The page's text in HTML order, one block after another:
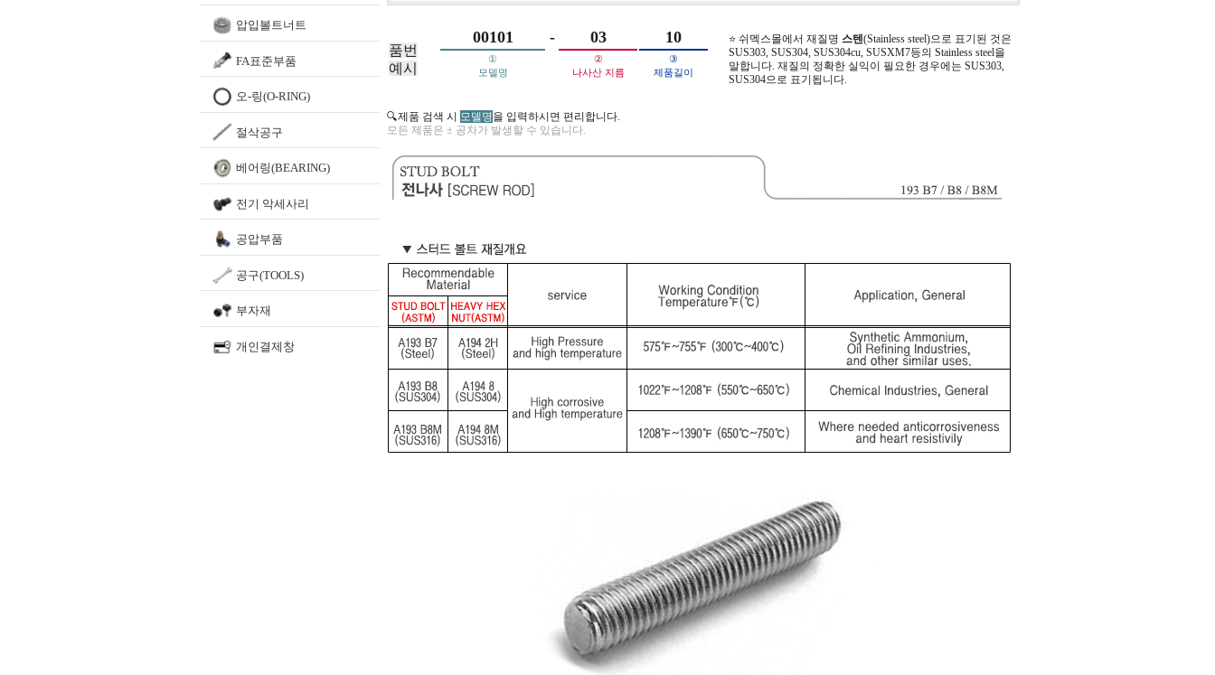
압입볼트너트
FA표준부품
오-링(O-RING)
절삭공구
베어링(BEARING)
전기 악세사리
공압부품
공구(TOOLS)
부자재
개인결제창
품번
예시
00101 - 03 10
①
모델명
②
나사산 지름
③
제품길이
⭐ 쉬멕스몰에서 재질명 스텐(Stainless steel)으로 표기된 것은
SUS303, SUS304, SUS304cu, SUSXM7등의 Stainless steel을
말합니다. 재질의 정확한 실익이 필요한 경우에는 SUS303,
SUS304으로 표기됩니다.
🔍제품 검색 시 모델명을 입력하시면 편리합니다.
모든 제품은 ± 공차가 발생할 수 있습니다.